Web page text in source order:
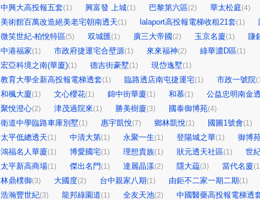
中興大高投報五套(1) 興富發 上城(1) 巴黎第六區(2) 華太松庭(4)
美術館百萬改造絕美老宅朝南透天(1) lalaport高投報電梯收租21套(1)
微笑世紀-柏悅特區(5) 双城匯(1) 廣三大帝國 (2) 玉京名廈(1) 賺
中港福家(1) 市政府捷運宅合壁源(1) 來來福神(2) 綠華濃D區(1)
宏亞科境之南(華廈)(1) 德吉街豪墅(1) 現岱逸墅(1)
教育大學全新高投報電梯透套(1) 臨路透店南屯捷運宅(1) 市政一號院
和楓大廈(1) 文心櫻花(1) 錦中街華廈(1) 和慕(1) 公益忠明南金
聚悅澄心(2) 津茂過院來(1) 勝美樹廈(3) 國泰御博苑(4)
衛道中學臨路車庫別墅(1) 惠宇凱悅(7) 鄉林凱悅(1) 國圖1號會(1)
太平低總透天(1) 中清大第(1) 永聚一生(1) 登陽城之華(1) 御博
鴻福名人華廈(1) 博愛國宅(1) 理想貴族(1) 狀元透天社區(1) 世
太平新高商場(1) 傑出名門 (1) 達麗晶漾(2) 隱大藴(3) 當代名廈
林鼎樸御(3) 大國度(2) 台中親家八期(1) 由鉅不二家一期二期(1)
浩瀚豐世紀(3) 龍邦綠園道(1) 全友天池(2) 中國醫藥高投報電梯透